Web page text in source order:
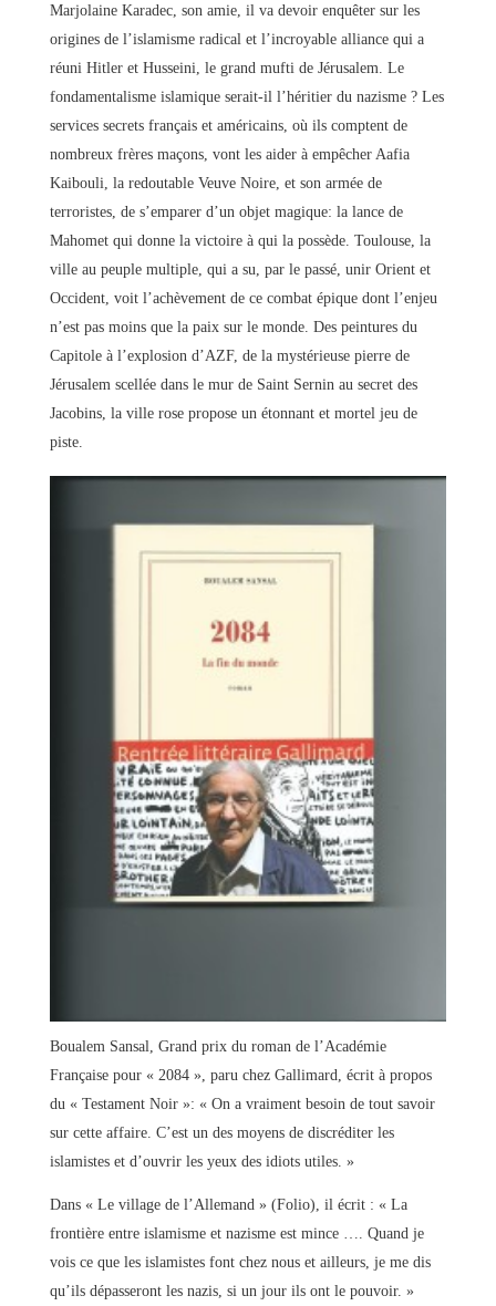
Marjolaine Karadec, son amie, il va devoir enquêter sur les
origines de l’islamisme radical et l’incroyable alliance qui a
réuni Hitler et Husseini, le grand mufti de Jérusalem. Le
fondamentalisme islamique serait-il l’héritier du nazisme ? Les
services secrets français et américains, où ils comptent de
nombreux frères maçons, vont les aider à empêcher Aafia
Kaibouli, la redoutable Veuve Noire, et son armée de
terroristes, de s’emparer d’un objet magique: la lance de
Mahomet qui donne la victoire à qui la possède. Toulouse, la
ville au peuple multiple, qui a su, par le passé, unir Orient et
Occident, voit l’achèvement de ce combat épique dont l’enjeu
n’est pas moins que la paix sur le monde. Des peintures du
Capitole à l’explosion d’AZF, de la mystérieuse pierre de
Jérusalem scellée dans le mur de Saint Sernin au secret des
Jacobins, la ville rose propose un étonnant et mortel jeu de
piste.
Boualem Sansal, Grand prix du roman de l’Académie
Française pour « 2084 », paru chez Gallimard, écrit à propos
du « Testament Noir »: « On a vraiment besoin de tout savoir
sur cette affaire. C’est un des moyens de discréditer les
islamistes et d’ouvrir les yeux des idiots utiles. »
Dans « Le village de l’Allemand » (Folio), il écrit : « La
frontière entre islamisme et nazisme est mince …. Quand je
vois ce que les islamistes font chez nous et ailleurs, je me dis
qu’ils dépasseront les nazis, si un jour ils ont le pouvoir. »